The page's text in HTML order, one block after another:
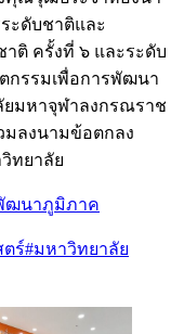
ะดับชาติและ
ติ ครั้งที่ ๖ และระดับ
กรรมเพื่อการพัฒนา
มหาจุฬาลงกรณราช
มลงนามข้อตกลง
ทยาลัย
ฒนาภูมิภาค
ตร์#มหาวิทยาลัย